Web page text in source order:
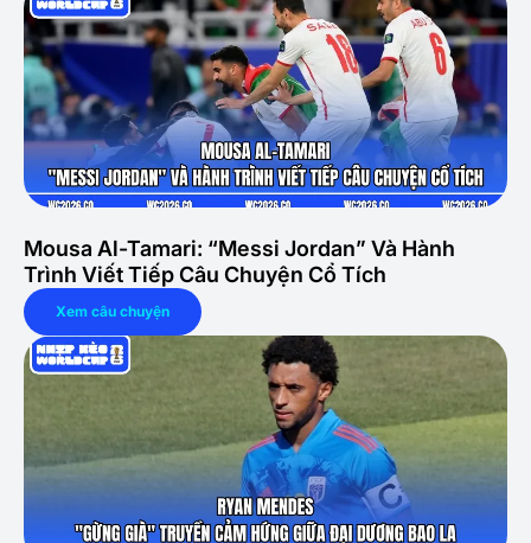
Mousa Al-Tamari: “Messi Jordan” Và Hành
Trình Viết Tiếp Câu Chuyện Cổ Tích
Xem câu chuyện